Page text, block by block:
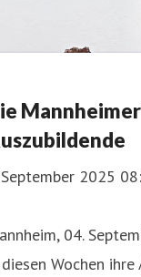
2025
04.
Wochen